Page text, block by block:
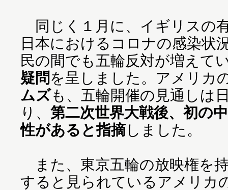
同じく１月に、イギリスの
日本におけるコロナの感染状
民の間でも五輪反対が増えて
疑問 を呈しました。アメリカ
ムズも、五輪開催の見通しは
り、 第二次世界大戦後、初の
性があると指摘しました。
また、東京五輪の放映権を
すると見られているアメリカ